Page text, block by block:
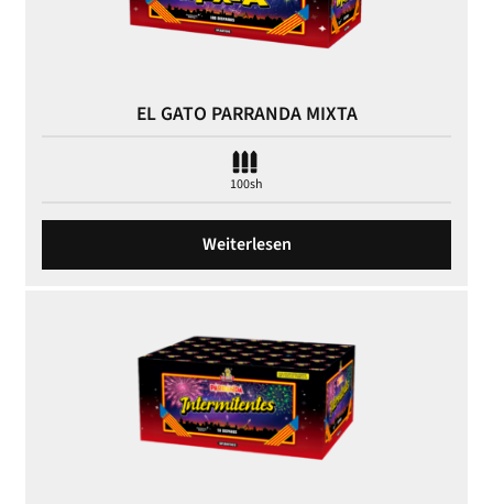
EL GATO PARRANDA MIXTA
100sh
Weiterlesen